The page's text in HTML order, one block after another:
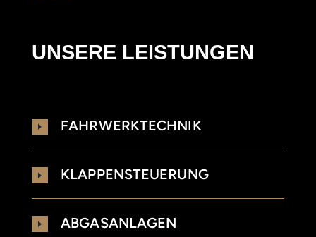
UNSERE LEISTUNGEN
FAHRWERKTECHNIK
KLAPPENSTEUERUNG
ABGASANLAGEN